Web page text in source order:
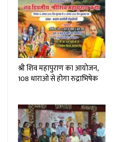
श्री शिव महापुराण का आयोजन,
108 धाराओ से होगा रुद्राभिषेक